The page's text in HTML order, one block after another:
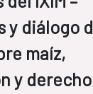
y diálogo
maíz,
y derecho